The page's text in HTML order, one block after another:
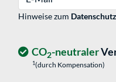
Hinweise zum Datenschutz
CO2-neutraler
1(durch Kompensation)